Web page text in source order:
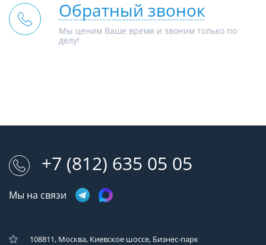
Обратный звонок
Мы ценим Ваше время и звоним только по
делу!
+7 (812) 635 05 05
Мы на связи
108811, Москва, Киевское шоссе, Бизнес-парк